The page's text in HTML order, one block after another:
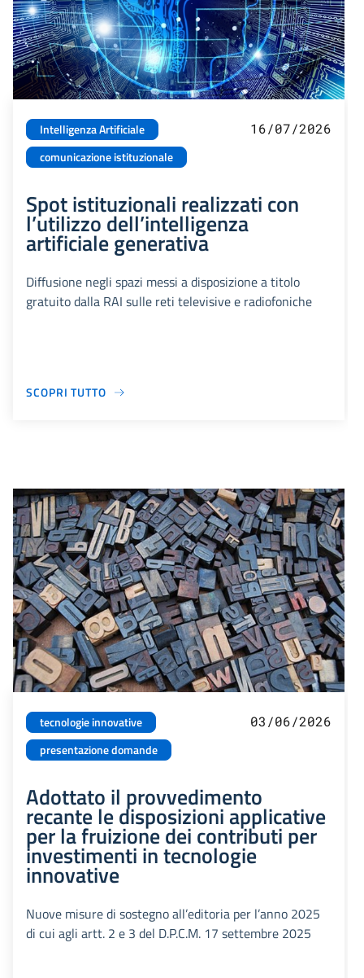
Intelligenza Artificiale
comunicazione istituzionale
16/07/2026
Spot istituzionali realizzati con
l’utilizzo dell’intelligenza
artificiale generativa
Diffusione negli spazi messi a disposizione a titolo
gratuito dalla RAI sulle reti televisive e radiofoniche
SCOPRI TUTTO
tecnologie innovative
presentazione domande
03/06/2026
Adottato il provvedimento
recante le disposizioni applicative
per la fruizione dei contributi per
investimenti in tecnologie
innovative
Nuove misure di sostegno all’editoria per l’anno 2025
di cui agli artt. 2 e 3 del D.P.C.M. 17 settembre 2025